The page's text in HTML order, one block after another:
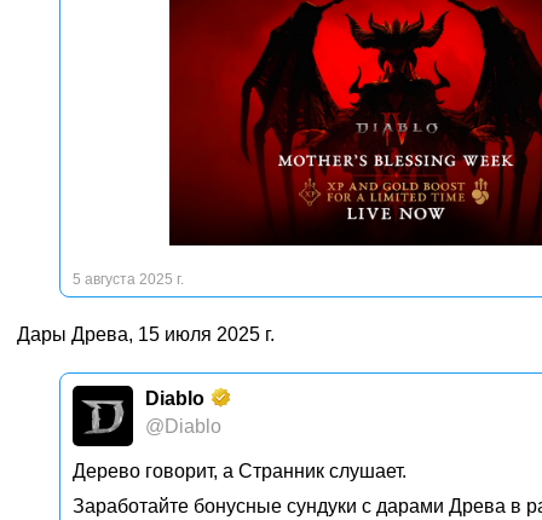
5 августа 2025 г.
Дары Древа, 15 июля 2025 г.
Diablo
@Diablo
Дерево говорит, а Странник слушает.
Заработайте бонусные сундуки с дарами Древа в